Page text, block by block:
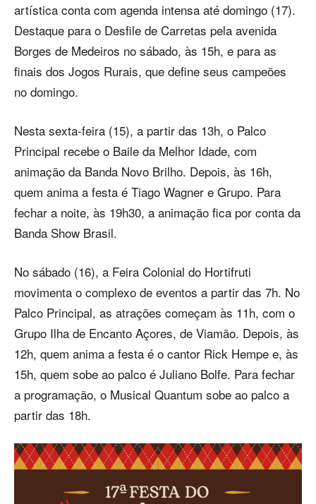
artística conta com agenda intensa até domingo (17).
Destaque para o Desfile de Carretas pela avenida
Borges de Medeiros no sábado, às 15h, e para as
finais dos Jogos Rurais, que define seus campeões
no domingo.
Nesta sexta-feira (15), a partir das 13h, o Palco
Principal recebe o Baile da Melhor Idade, com
animação da Banda Novo Brilho. Depois, às 16h,
quem anima a festa é Tiago Wagner e Grupo. Para
fechar a noite, às 19h30, a animação fica por conta da
Banda Show Brasil.
No sábado (16), a Feira Colonial do Hortifruti
movimenta o complexo de eventos a partir das 7h. No
Palco Principal, as atrações começam às 11h, com o
Grupo Ilha de Encanto Açores, de Viamão. Depois, às
12h, quem anima a festa é o cantor Rick Hempe e, às
15h, quem sobe ao palco é Juliano Bolfe. Para fechar
a programação, o Musical Quantum sobe ao palco a
partir das 18h.